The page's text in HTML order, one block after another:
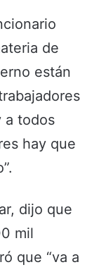
de
están
a todos
hay que
dijo que
mil
que “va a